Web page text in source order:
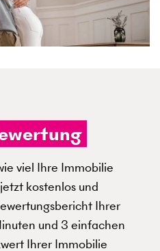
viel Ihre Immobilie
kostenlos und
Ihrer
und 3 einfachen
Ihrer Immobilie